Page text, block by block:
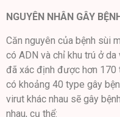
NGUYÊN NHÂN GÂY
Căn nguyên của bệnh sùi
có ADN và chỉ khu trú ở
đã xác định được hơn 170
có khoảng 40 type gây
virut khác nhau sẽ gây
nhau, cụ thể: